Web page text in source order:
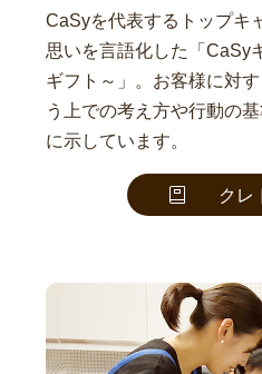
CaSyを代表するトップキ
思いを言語化した「CaSy
ギフト～」。お客様に対
う上での考え方や行動の
に示しています。
クレ